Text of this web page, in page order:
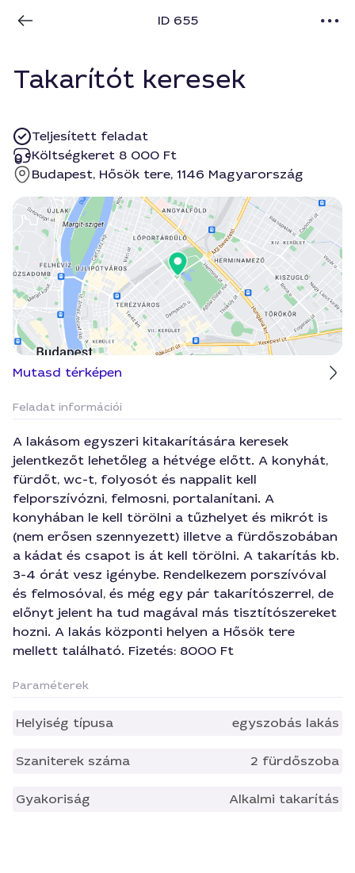
ID 655
Takarítót keresek
Teljesített feladat
Költségkeret 8 000 Ft
Budapest, Hősök tere, 1146 Magyarország
Mutasd térképen
Feladat információi
A lakásom egyszeri kitakarítására keresek
jelentkezőt lehetőleg a hétvége előtt. A konyhát,
fürdőt, wc-t, folyosót és nappalit kell
felporszívózni, felmosni, portalanítani. A
konyhában le kell törölni a tűzhelyet és mikrót is
(nem erősen szennyezett) illetve a fürdőszobában
a kádat és csapot is át kell törölni. A takarítás kb.
3-4 órát vesz igénybe. Rendelkezem porszívóval
és felmosóval, és még egy pár takarítószerrel, de
előnyt jelent ha tud magával más tisztítószereket
hozni. A lakás központi helyen a Hősök tere
mellett található. Fizetés: 8000 Ft
Paraméterek
Helyiség típusa egyszobás lakás
Szaniterek száma 2 fürdőszoba
Gyakoriság Alkalmi takarítás